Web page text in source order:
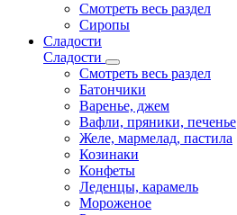
Смотреть весь раздел
Сиропы
Сладости
Сладости
Смотреть весь раздел
Батончики
Варенье, джем
Вафли, пряники, печенье
Желе, мармелад, пастила
Козинаки
Конфеты
Леденцы, карамель
Мороженое